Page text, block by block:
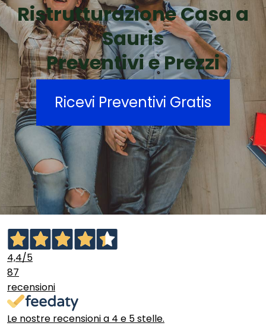
Ristrutturazione Casa a
Sauris
Preventivi e Prezzi
Ricevi Preventivi Gratis
4,4/5
87
recensioni
Le nostre recensioni a 4 e 5 stelle.